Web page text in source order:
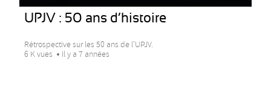
UPJV : 50 ans d’histoire
Rétrospective sur les 50 ans de l’UPJV.
6 K vues
Il y a 7 années